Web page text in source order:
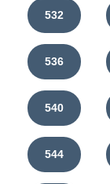
532
536
540
544